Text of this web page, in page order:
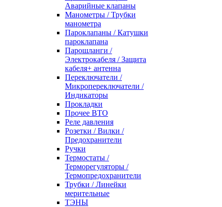
Аварийные клапаны
Манометры / Трубки
манометра
Пароклапаны / Катушки
пароклапана
Парошланги /
Электрокабеля / Защита
кабеля+ антенна
Переключатели /
Микропереключатели /
Индикаторы
Прокладки
Прочее ВТО
Реле давления
Розетки / Вилки /
Предохранители
Ручки
Термостаты /
Терморегуляторы /
Термопредохранители
Трубки / Линейки
мерительные
ТЭНЫ